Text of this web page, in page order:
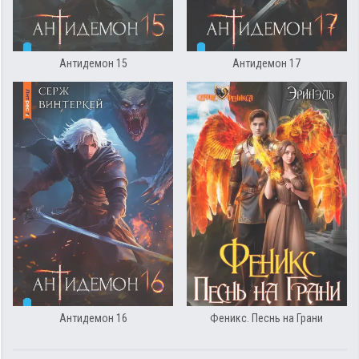
Антидемон 15 Антидемон 17
Антидемон 16 Феникс. Песнь на Грани